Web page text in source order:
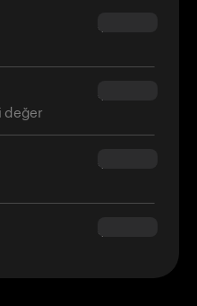
$54.90
değer
$34.95
$160.00
$180.00